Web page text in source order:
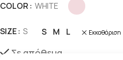
COLOR WHITE
SIZE S S M L Εκκαθάριση
Σε απόθεμα